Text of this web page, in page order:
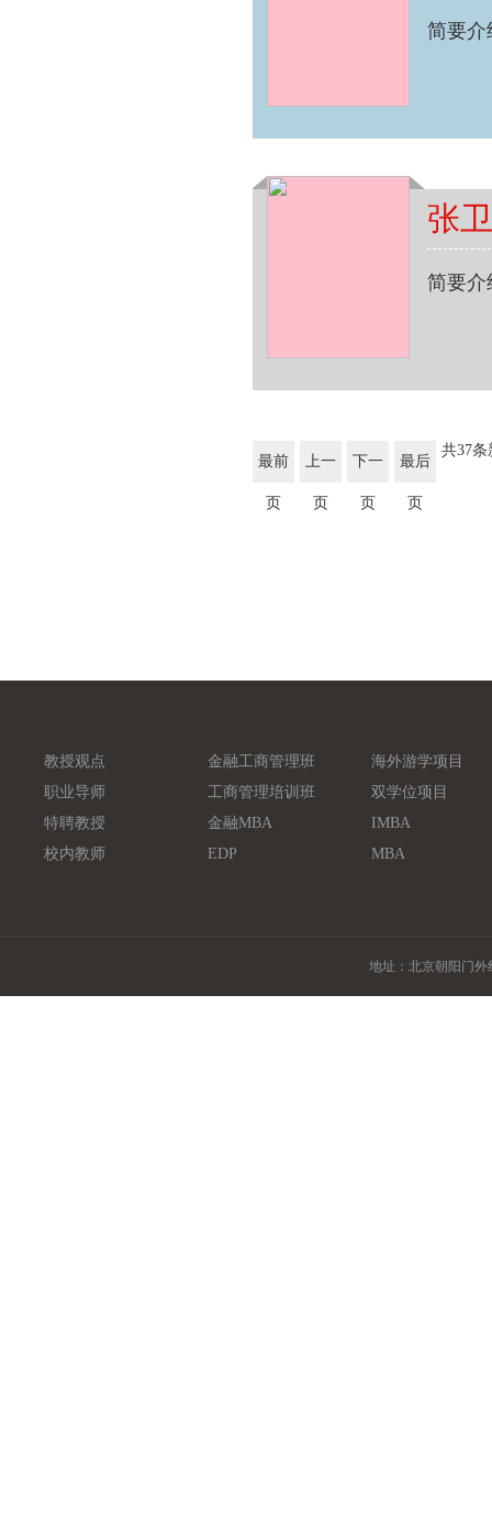
简要介
张
简要介
共37
最前
页
上一
页
下一
页
最后
页
教授观点 金融工商管理班
海外游学项目
职业导师
工商管理培训班
双学位项目
特聘教授
金融MBA
IMBA
校内教师
EDP MBA
地址：北京朝阳门